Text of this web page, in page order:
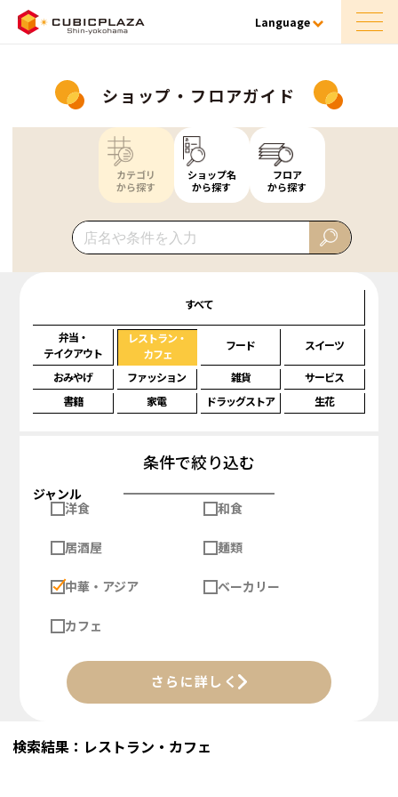
Language
ショップ・フロアガイド
カテゴリ
から探す
ショップ名
から探す
フロア
から探す
すべて
弁当・
テイクアウト
レストラン・
カフェ
フード スイーツ
おみやげ ファッション 雑貨
サービス
書籍
家電 ドラッグストア 生花
条件で絞り込む
ジャンル
洋食
和食
居酒屋 麺類
中華・アジア ベーカリー
カフェ
さらに詳しく
検索結果：レストラン・カフェ